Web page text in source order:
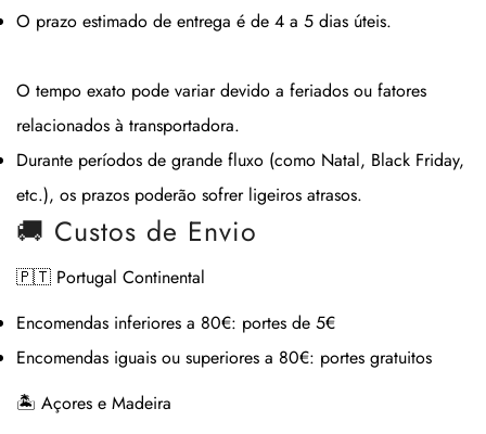
O prazo estimado de entrega é de 4 a 5 dias úteis.
O tempo exato pode variar devido a feriados ou fatores
relacionados à transportadora.
Durante períodos de grande fluxo (como Natal, Black Friday,
etc.), os prazos poderão sofrer ligeiros atrasos.
🚚 Custos de Envio
🇵🇹 Portugal Continental
Encomendas inferiores a 80€: portes de 5€
Encomendas iguais ou superiores a 80€: portes gratuitos
🏝 Açores e Madeira